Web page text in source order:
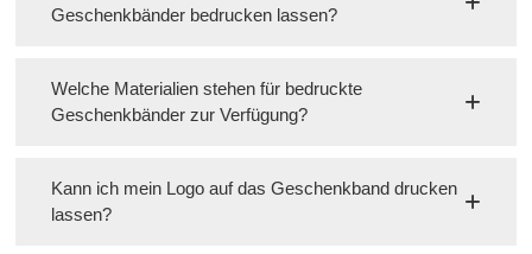
Geschenkbänder bedrucken lassen?
Welche Materialien stehen für bedruckte
Geschenkbänder zur Verfügung?
Kann ich mein Logo auf das Geschenkband drucken
lassen?